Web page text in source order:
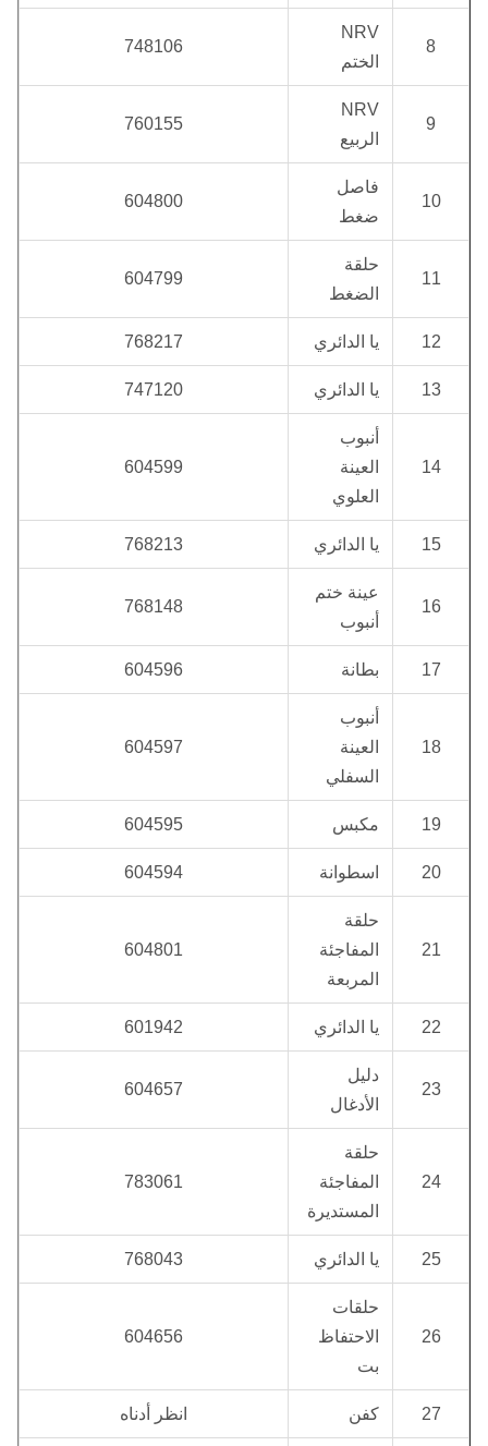
8
NRV
الختم
748106
9
NRV
الربيع
760155
10
فاصل
ضغط
604800
11
حلقة
الضغط
604799
12 يا الدائري 768217
13 يا الدائري 747120
14
أنبوب
العينة
العلوي
604599
15 يا الدائري 768213
16
عينة ختم
أنبوب
768148
17 بطانة 604596
18
أنبوب
العينة
السفلي
604597
19 مكبس 604595
20 اسطوانة 604594
21
حلقة
المفاجئة
المربعة
604801
22 يا الدائري 601942
23
دليل
الأدغال
604657
24
حلقة
المفاجئة
المستديرة
783061
25 يا الدائري 768043
26
حلقات
الاحتفاظ
بت
604656
27 كفن انظر أدناه